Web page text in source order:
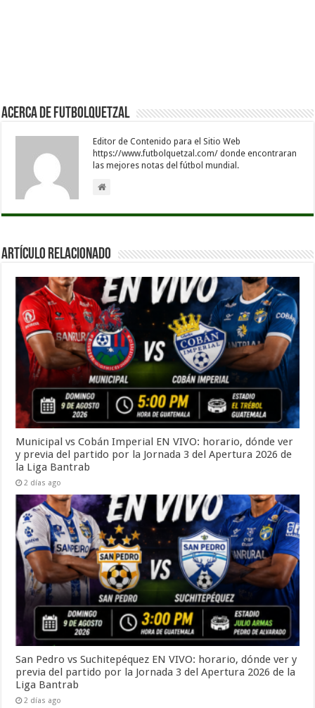
Acerca de Futbolquetzal
Editor de Contenido para el Sitio Web
https://www.futbolquetzal.com/ donde encontraran
las mejores notas del fútbol mundial.
Artículo Relacionado
Municipal vs Cobán Imperial EN VIVO: horario, dónde ver
y previa del partido por la Jornada 3 del Apertura 2026 de
la Liga Bantrab
2 días ago
San Pedro vs Suchitepéquez EN VIVO: horario, dónde ver y
previa del partido por la Jornada 3 del Apertura 2026 de la
Liga Bantrab
2 días ago